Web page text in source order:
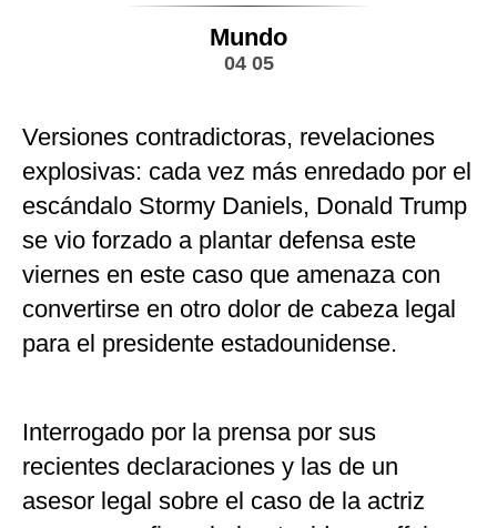
Mundo
04 05
Versiones contradictoras, revelaciones
explosivas: cada vez más enredado por el
escándalo Stormy Daniels, Donald Trump
se vio forzado a plantar defensa este
viernes en este caso que amenaza con
convertirse en otro dolor de cabeza legal
para el presidente estadounidense.
Interrogado por la prensa por sus
recientes declaraciones y las de un
asesor legal sobre el caso de la actriz